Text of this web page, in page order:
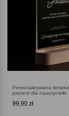
Personalizowana
prezent dla nauczycielki
99,90 zł